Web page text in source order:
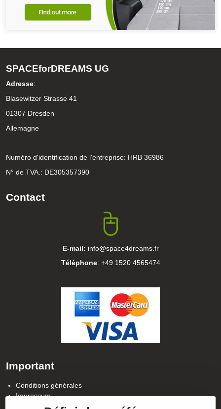
SPACEforDREAMS UG
Adresse:
Blasewitzer Strasse 41
01307 Dresden
Allemagne
Numéro d'identification de l'entreprise: HRB 36986
N° de TVA.: DE305357390
Contact
E-mail: info@space4dreams.fr
Téléphone: +49 1520 4565474
Important
Conditions générales
Impressum
Politique de confidentialité